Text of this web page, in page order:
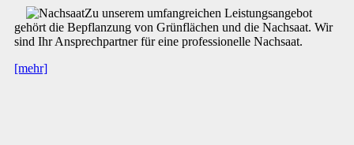
Zu unserem umfangreichen Leistungsangebot
gehört die Bepflanzung von Grünflächen und die Nachsaat. Wir
sind Ihr Ansprechpartner für eine professionelle Nachsaat.
[mehr]